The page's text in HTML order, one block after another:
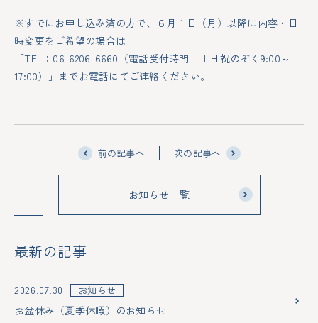
※すでにお申し込み済の方で、６月１日（月）以降に内容・日
時変更をご希望の場合は
「TEL：06-6206-6660（電話受付時間 土日祝のぞく9:00～
17:00）」までお電話にてご連絡ください。
前の記事へ 次の記事へ
お知らせ一覧
最新の記事
2026.07.30 お知らせ
お盆休み（夏季休暇）のお知らせ